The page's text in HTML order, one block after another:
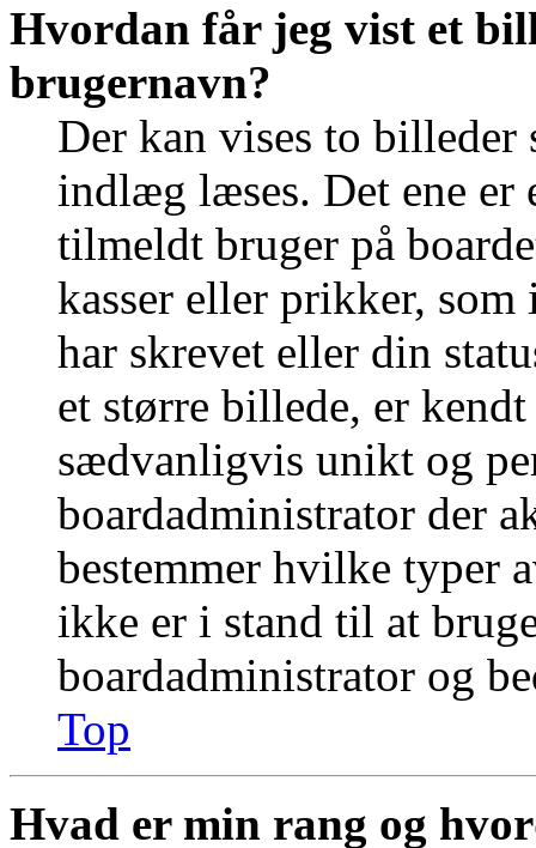
Hvordan får jeg vist et
brugernavn?
Der kan vises to billeder
indlæg læses. Det ene
tilmeldt bruger på
kasser eller prikker,
har skrevet eller din
et større billede, er
sædvanligvis unikt og
boardadministrator der
bestemmer hvilke typer
ikke er i stand til at
boardadministrator og
Top
Hvad er min rang og